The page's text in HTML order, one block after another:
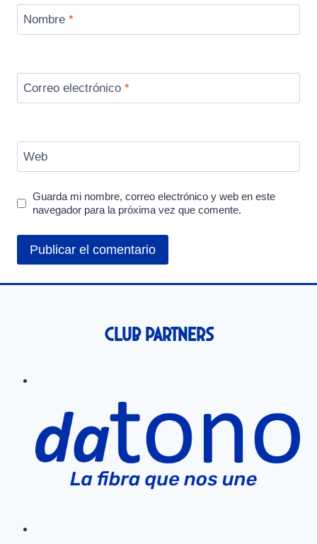
Nombre *
Correo electrónico *
Web
Guarda mi nombre, correo electrónico y web en este
navegador para la próxima vez que comente.
Club Partners